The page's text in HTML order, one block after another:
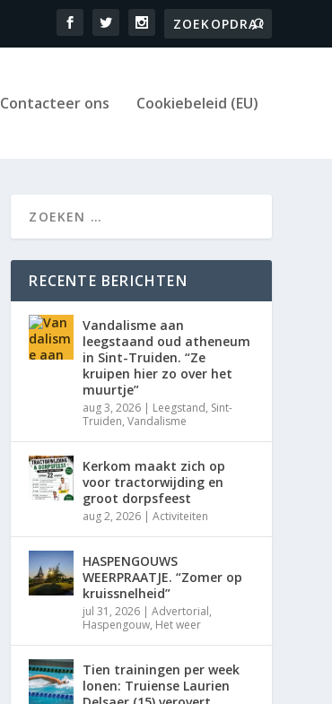
Contacteer ons Cookiebeleid (EU)
RECENTE BERICHTEN
Vandalisme aan
leegstaand oud atheneum
in Sint-Truiden. “Ze
kruipen hier zo over het
muurtje”
aug 3, 2026 | Leegstand, Sint-
Truiden,Vandalisme
Kerkom maakt zich op
voor tractorwijding en
groot dorpsfeest
aug 2, 2026 |Activiteiten
HASPENGOUWS
WEERPRAATJE. “Zomer op
kruissnelheid”
jul 31, 2026 |Advertorial,
Haspengouw, Het weer
Tien trainingen per week
lonen: Truiense Laurien